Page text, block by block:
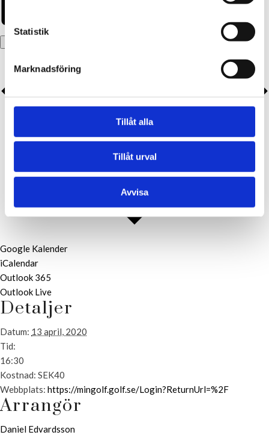
Statistik
Marknadsföring
Tillåt alla
Tillåt urval
Avvisa
Google Kalender
iCalendar
Outlook 365
Outlook Live
Detaljer
Datum: 13 april, 2020
Tid:
16:30
Kostnad: SEK40
Webbplats: https://mingolf.golf.se/Login?ReturnUrl=%2F
Arrangör
Daniel Edvardsson